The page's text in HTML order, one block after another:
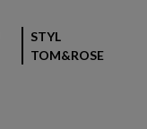
STYL
TOM&ROSE